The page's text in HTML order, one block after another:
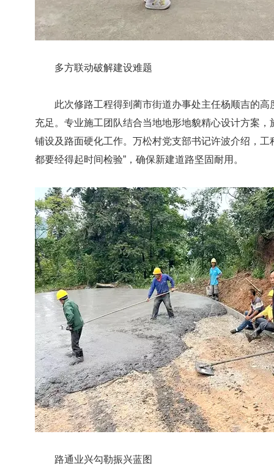
多方联动破解建设难题
此次修路工程得到蔺市街道办事处主任杨顺吉的高
充足。专业施工团队结合当地地形地貌精心设计方案
铺设及路面硬化工作。万松村党支部书记许波介绍，工
都要经得起时间检验”，确保新建道路坚固耐用。
路通业兴勾勒振兴蓝图